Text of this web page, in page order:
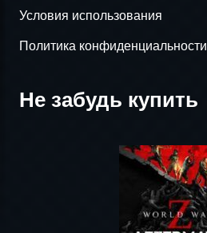
Условия использования
Политика конфиденциальности
Не забудь купить